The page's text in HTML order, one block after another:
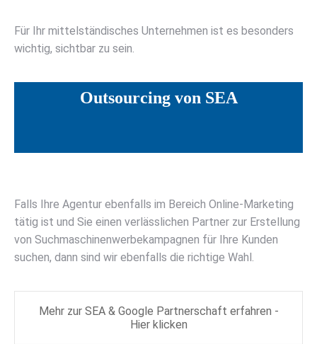
Für Ihr mittelständisches Unternehmen ist es besonders
wichtig, sichtbar zu sein.
Outsourcing von SEA
Falls Ihre Agentur ebenfalls im Bereich Online-Marketing
tätig ist und Sie einen verlässlichen Partner zur Erstellung
von Suchmaschinenwerbekampagnen für Ihre Kunden
suchen, dann sind wir ebenfalls die richtige Wahl.
Mehr zur SEA & Google Partnerschaft erfahren -
Hier klicken